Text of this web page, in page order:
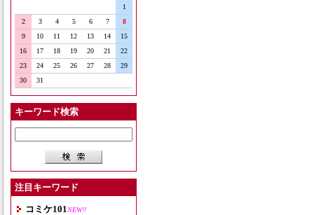
1
2
3 4 5 6 7
8
9
10 11 12 13 14
15
16
17 18 19 20 21
22
23
24 25 26 27 28
29
30
31
キーワード検索
注目キーワード
コミケ101 NEW!!